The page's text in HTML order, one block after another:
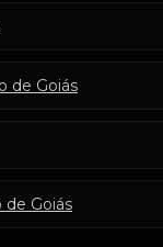
de Goiás
de Goiás